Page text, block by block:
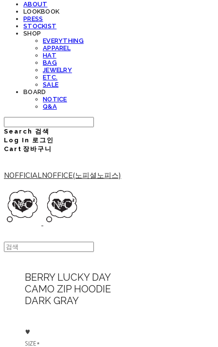
ABOUT
LOOKBOOK
PRESS
STOCKIST
SHOP
EVERYTHING
APPAREL
HAT
BAG
JEWELRY
ETC.
SALE
BOARD
NOTICE
Q&A
Search 검색
Log In 로그인
Cart 장바구니
NOFFICIALNOFFICE(노피셜노피스)
BERRY LUCKY DAY
CAMO ZIP HOODIE
DARK GRAY
♥
SIZE*